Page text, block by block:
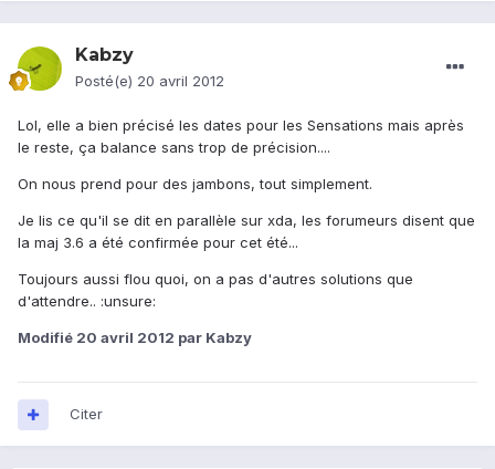
Kabzy
Posté(e) 20 avril 2012
Lol, elle a bien précisé les dates pour les Sensations mais après
le reste, ça balance sans trop de précision....
On nous prend pour des jambons, tout simplement.
Je lis ce qu'il se dit en parallèle sur xda, les forumeurs disent que
la maj 3.6 a été confirmée pour cet été...
Toujours aussi flou quoi, on a pas d'autres solutions que
d'attendre.. :unsure:
Modifié 20 avril 2012 par Kabzy
Citer